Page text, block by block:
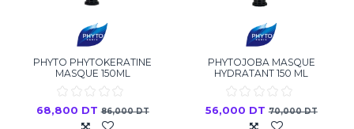
PHYTO PHYTOKERATINE
MASQUE 150ML
68,800 DT86,000 DT
PHYTOJOBA MASQUE
HYDRATANT 150 ML
56,000 DT70,000 DT